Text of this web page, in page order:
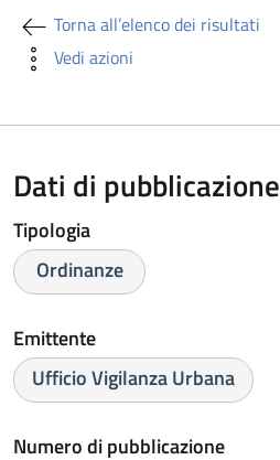
Torna all’elenco dei risultati
Vedi azioni
Dati di pubblicazione
Tipologia
Ordinanze
Emittente
Ufficio Vigilanza Urbana
Numero di pubblicazione